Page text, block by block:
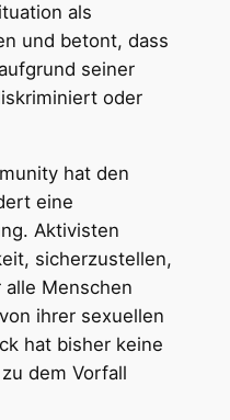
als
und betont, dass
seiner
oder
hat den
eine
Aktivisten
sicherzustellen,
Menschen
ihrer sexuellen
hat bisher keine
dem Vorfall